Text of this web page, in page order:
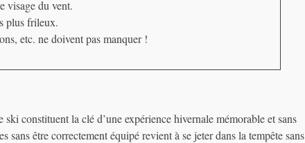
visage du vent.
plus frileux.
etc. ne doivent pas manquer !
constituent la clé d’une expérience hivernale mémorable et sans
sans être correctement équipé revient à se jeter dans la tempête sans